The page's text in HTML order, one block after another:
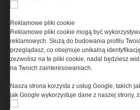
Benelli Nova 3
nowoczesna
pump-action
Reklamowe pliki cookie
Reklamowe pliki cookie mogą być
reklamowych. Służą do budowania profilu
przeglądasz, co obejmuje unikalną
zezwolisz na te pliki cookie, nadal będziesz
na Twoich zainteresowaniach.
Nasza strona korzysta z usług Google, takich
jak Google wykorzystuje dane z naszej strony,